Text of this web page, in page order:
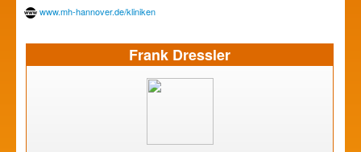
www.mh-hannover.de/kliniken
Frank Dressler